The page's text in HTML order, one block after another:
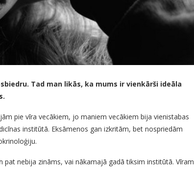
Tad man likās, ka mums ir vienkārši ideāla
pie vīra vecākiem, jo maniem vecākiem bija vienistabas
institūtā. Eksāmenos gan izkritām, bet nospriedām
nebija zināms, vai nākamajā gadā tiksim institūtā. Vīram